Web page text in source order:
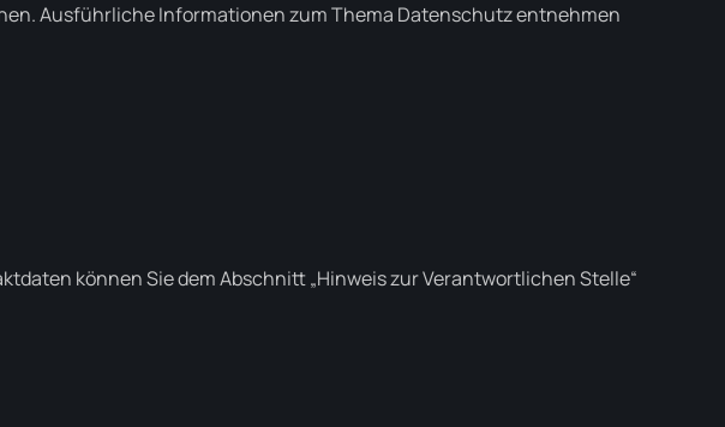
Ausführliche Informationen zum Thema Datenschutz entnehmen
können Sie dem Abschnitt „Hinweis zur Verantwortlichen Stelle“